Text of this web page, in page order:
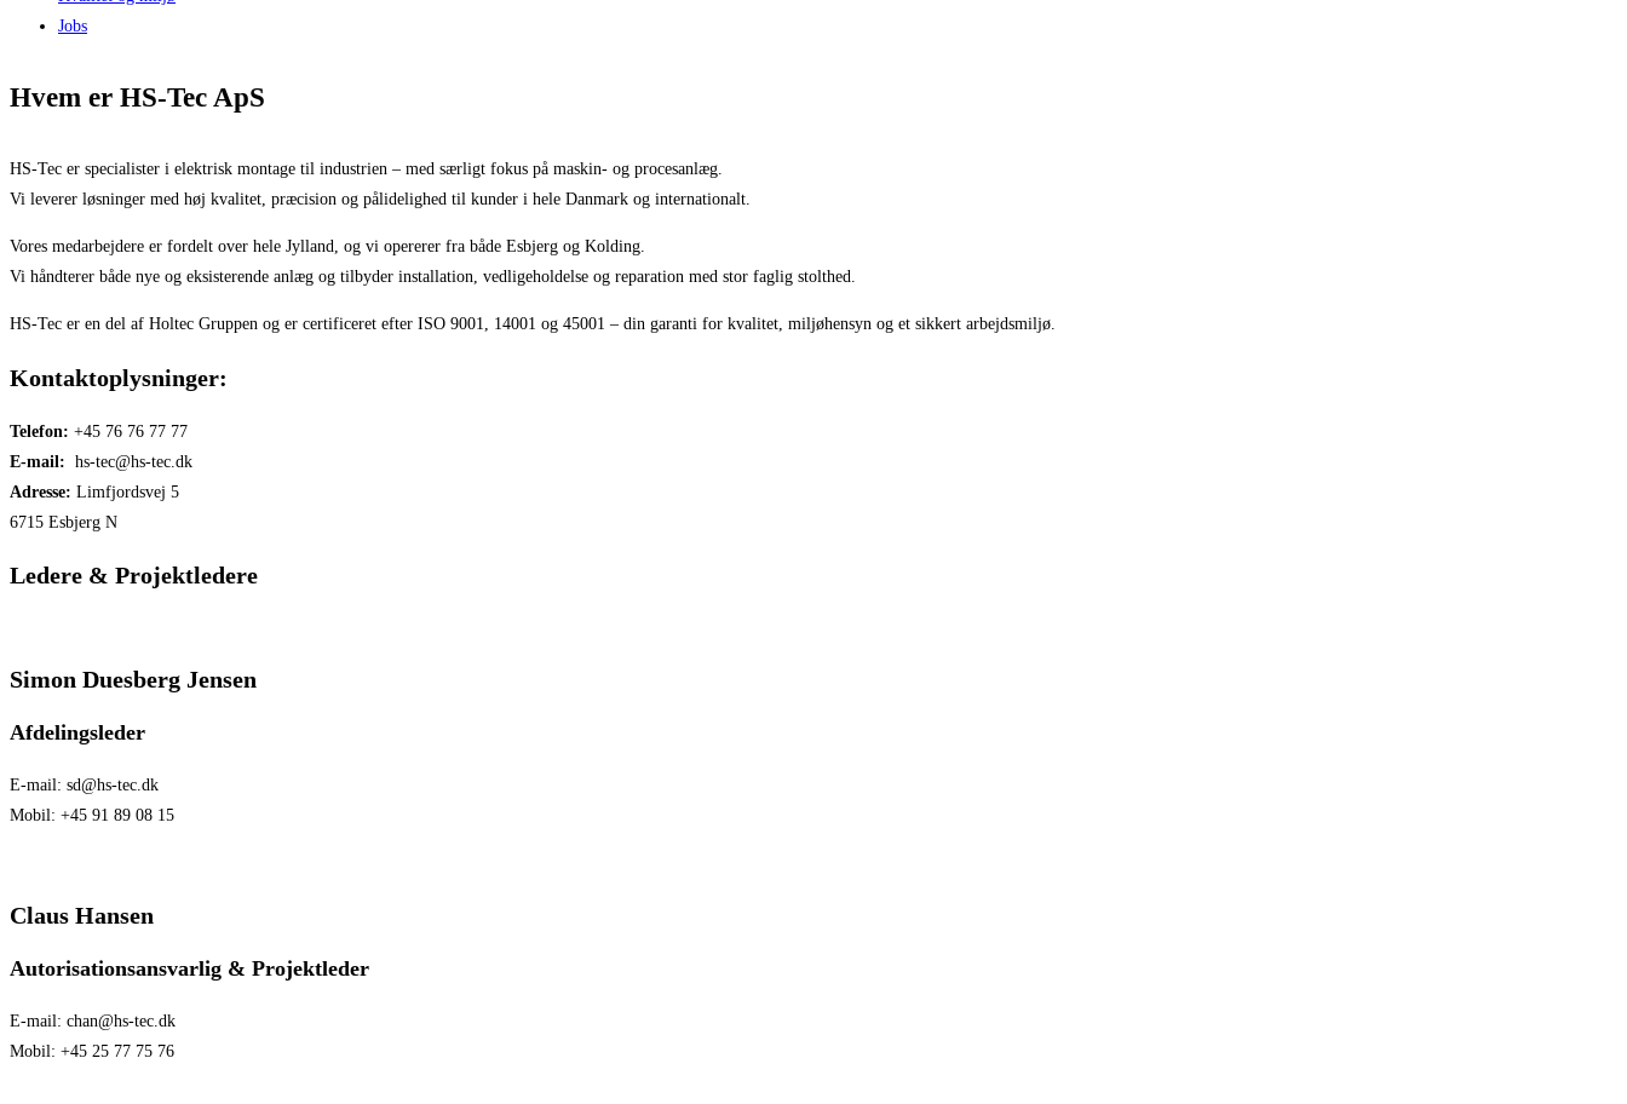
Jobs
Hvem er HS-Tec ApS
HS-Tec er specialister i elektrisk montage til industrien – med særligt fokus på maskin- og procesanlæg.
Vi leverer løsninger med høj kvalitet, præcision og pålidelighed til kunder i hele Danmark og internationalt.
Vores medarbejdere er fordelt over hele Jylland, og vi opererer fra både Esbjerg og Kolding.
Vi håndterer både nye og eksisterende anlæg og tilbyder installation, vedligeholdelse og reparation med stor faglig stolthed.
HS-Tec er en del af Holtec Gruppen og er certificeret efter ISO 9001, 14001 og 45001 – din garanti for kvalitet, miljøhensyn og et sikkert arbejdsmiljø.
Kontaktoplysninger:
Telefon: +45 76 76 77 77
E-mail: hs-tec@hs-tec.dk
Adresse: Limfjordsvej 5
6715 Esbjerg N
Ledere & Projektledere
Simon Duesberg Jensen
Afdelingsleder
E-mail: sd@hs-tec.dk
Mobil: +45 91 89 08 15
Claus Hansen
Autorisationsansvarlig & Projektleder
E-mail: chan@hs-tec.dk
Mobil: +45 25 77 75 76